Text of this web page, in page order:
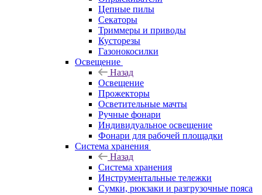
Цепные пилы
Секаторы
Триммеры и приводы
Кусторезы
Газонокосилки
Освещение
Назад
Освещение
Прожекторы
Осветительные мачты
Ручные фонари
Индивидуальное освещение
Фонари для рабочей площадки
Система хранения
Назад
Система хранения
Инструментальные тележки
Сумки, рюкзаки и разгрузочные пояса